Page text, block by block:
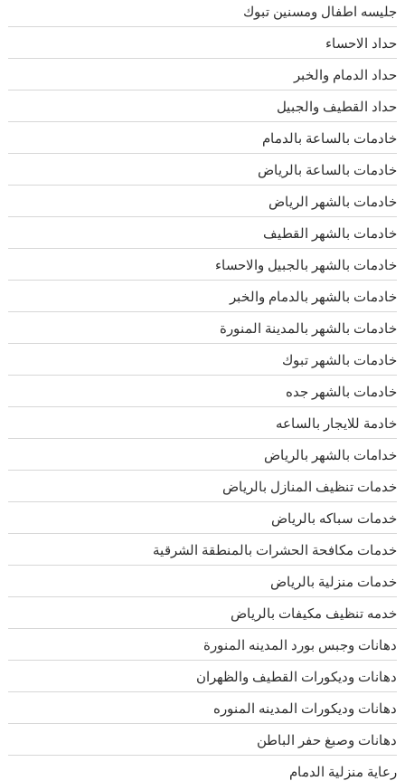
جليسه اطفال ومسنين تبوك
حداد الاحساء
حداد الدمام والخبر
حداد القطيف والجبيل
خادمات بالساعة بالدمام
خادمات بالساعة بالرياض
خادمات بالشهر الرياض
خادمات بالشهر القطيف
خادمات بالشهر بالجبيل والاحساء
خادمات بالشهر بالدمام والخبر
خادمات بالشهر بالمدينة المنورة
خادمات بالشهر تبوك
خادمات بالشهر جده
خادمة للايجار بالساعه
خدامات بالشهر بالرياض
خدمات تنظيف المنازل بالرياض
خدمات سباكه بالرياض
خدمات مكافحة الحشرات بالمنطقة الشرقية
خدمات منزلية بالرياض
خدمه تنظيف مكيفات بالرياض
دهانات وجبس بورد المدينه المنورة
دهانات وديكورات القطيف والظهران
دهانات وديكورات المدينه المنوره
دهانات وصبغ حفر الباطن
رعاية منزلية الدمام